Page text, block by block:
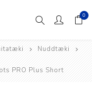
0
Nuddtæki
PRO Plus Short